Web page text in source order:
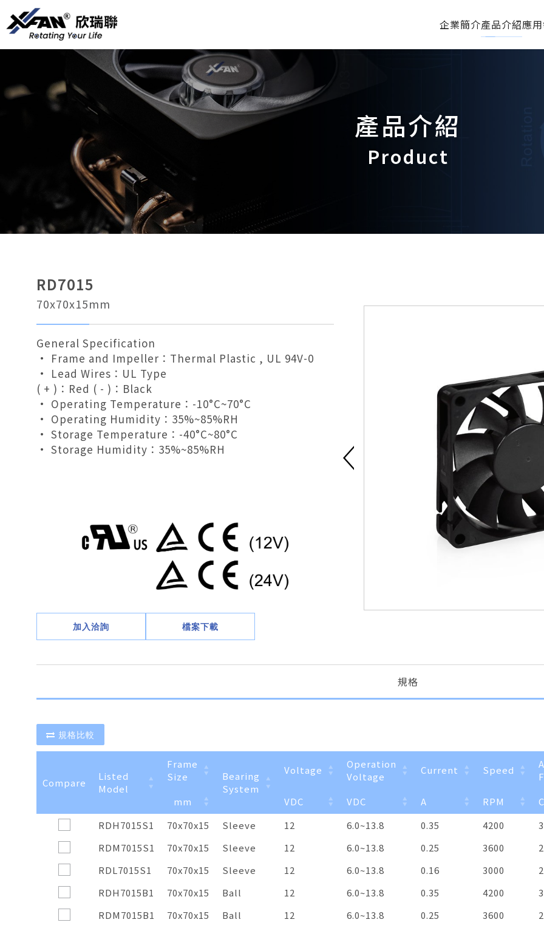
企業簡介產品介紹應
產品介紹
Product
RD7015
70x70x15mm
General Specification
• Frame and Impeller：Thermal Plastic , UL 94V-0
• Lead Wires：UL Type
( + )：Red ( - )：Black
• Operating Temperature：-10°C~70°C
• Operating Humidity：35%~85%RH
• Storage Temperature：-40°C~80°C
• Storage Humidity：35%~85%RH
加入洽詢 檔案下載
規格
規格比較
Compare
Listed
Model
Frame
Size
Bearing
System
Voltage
Operation
Voltage
Current Speed
mm
VDC VDC A RPM
Compare
Listed
Model
Frame
Size
Bearing
System
Voltage
Operation
Voltage
Current Speed
mm VDC VDC A RPM
RDH7015S1 70x70x15 Sleeve 12 6.0~13.8 0.35 4200
RDM7015S1
70x70x15 Sleeve 12 6.0~13.8 0.25 3600
RDL7015S1
70x70x15 Sleeve 12 6.0~13.8 0.16 3000
RDH7015B1
70x70x15 Ball 12 6.0~13.8 0.35 4200
RDM7015B1
70x70x15 Ball 12 6.0~13.8 0.25 3600